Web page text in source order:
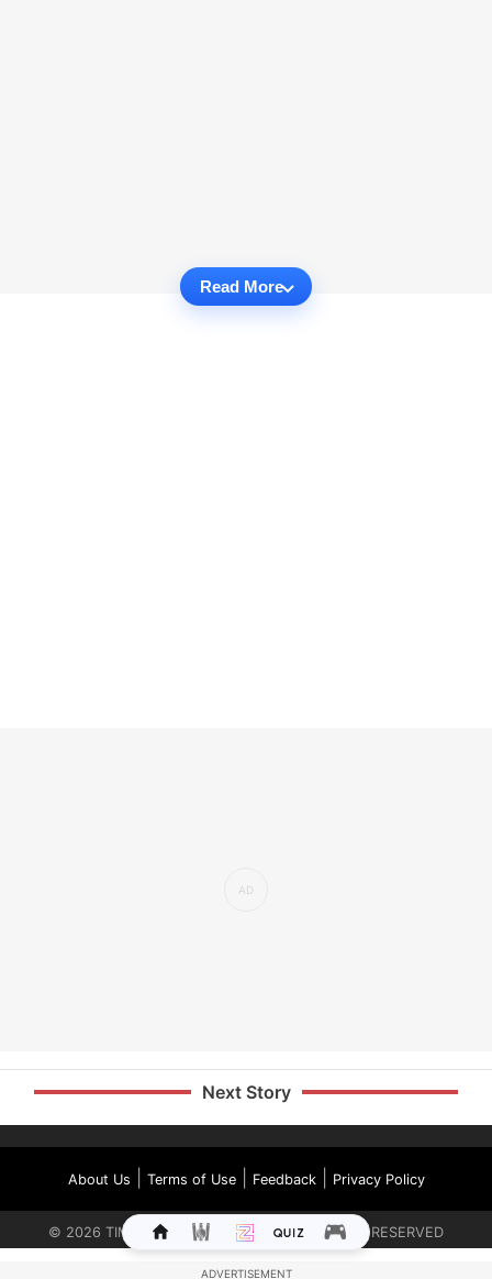
Read More
Next Story
About Us Terms of Use| Feedback| Privacy Policy
© 2026 TIMES INTERNET LIMITED. ALL RIGHTS RESERVED